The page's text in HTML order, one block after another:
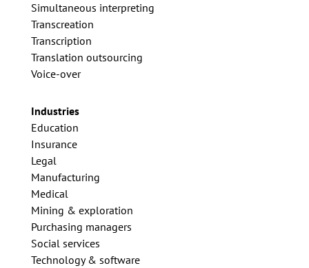
Simultaneous interpreting
Transcreation
Transcription
Translation outsourcing
Voice-over
Industries
Education
Insurance
Legal
Manufacturing
Medical
Mining & exploration
Purchasing managers
Social services
Technology & software